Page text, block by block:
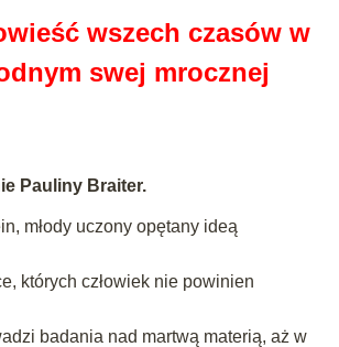
wszech czasów w
swej mrocznej
Pauliny Braiter.
młody uczony opętany ideą
których człowiek nie powinien
badania nad martwą materią, aż w